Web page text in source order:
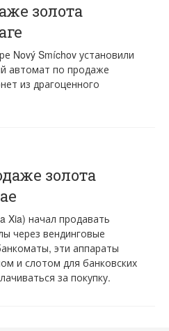
золота
Nový Smíchov установили
автомат по продаже
из драгоценного
золота
Xia) начал продавать
через вендинговые
эти аппараты
и слотом для банковских
за покупку.